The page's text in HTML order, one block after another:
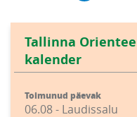
Tallinna
kalender
Toimunud päevak
06.08 - Laudissalu